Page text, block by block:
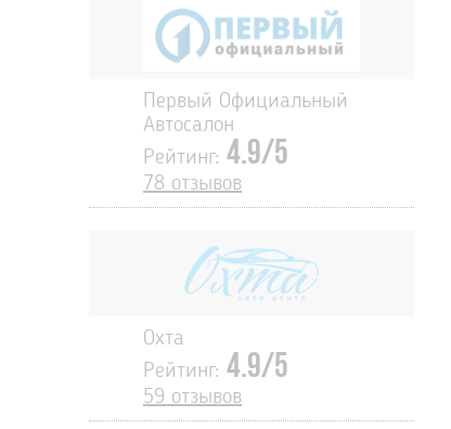
Первый Официальный
Автосалон
Рейтинг: 4.9/5
78 отзывов
Охта
Рейтинг: 4.9/5
59 отзывов